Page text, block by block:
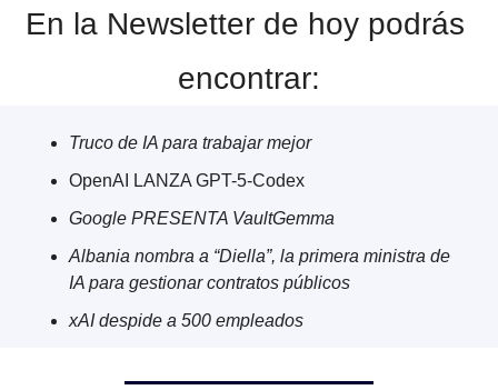
En la Newsletter de hoy podrás
encontrar:
Truco de IA para trabajar mejor
OpenAI LANZA GPT-5-Codex
Google PRESENTA VaultGemma
Albania nombra a “Diella”, la primera ministra de
IA para gestionar contratos públicos
xAI despide a 500 empleados